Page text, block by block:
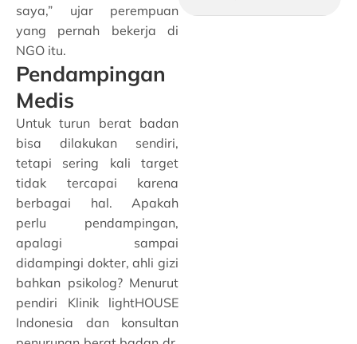
saya,” ujar perempuan
yang pernah bekerja di
NGO itu.
Pendampingan
Medis
Untuk turun berat badan
bisa dilakukan sendiri,
tetapi sering kali target
tidak tercapai karena
berbagai hal. Apakah
perlu pendampingan,
apalagi sampai
didampingi dokter, ahli gizi
bahkan psikolog? Menurut
pendiri Klinik lightHOUSE
Indonesia dan konsultan